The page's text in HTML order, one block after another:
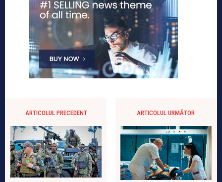
ARTICOLUL PRECEDENT ARTICOLUL URMĂTOR